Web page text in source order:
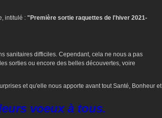
intitulé : "Première sortie raquettes de l'hiver 2021-
sanitaires difficiles. Cependant, cela ne nous a pas
sorties ou encore des belles découvertes, voire
et qu'elle nous apporte avant tout Santé, Bonheur et
voeux à tous.